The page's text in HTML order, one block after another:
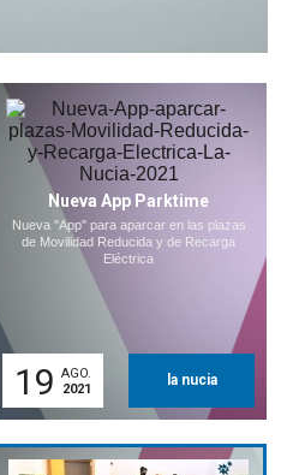
Nueva App Parktime
Nueva "App" para aparcar en las plazas
de Movilidad Reducida y de Recarga
Eléctrica
19 AGO.
2021
la nucia